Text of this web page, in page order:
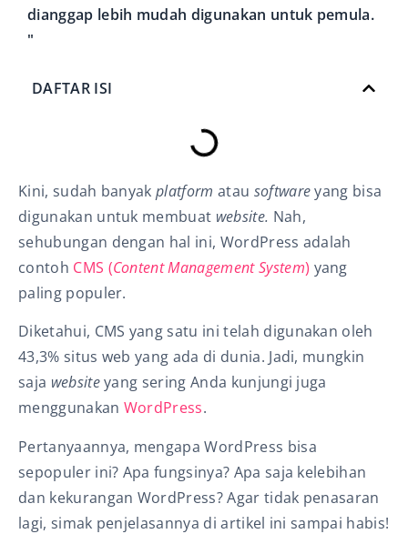
dianggap lebih mudah digunakan untuk pemula.
"
DAFTAR ISI
Kini, sudah banyakplatform atau softwareyang bisa
digunakan untuk membuat website. Nah,
sehubungan dengan hal ini, WordPress adalah
contoh CMS (Content Management System) yang
paling populer.
Diketahui, CMS yang satu ini telah digunakan oleh
43,3% situs web yang ada di dunia. Jadi, mungkin
saja websiteyang sering Anda kunjungi juga
menggunakan WordPress.
Pertanyaannya, mengapa WordPress bisa
sepopuler ini? Apa fungsinya? Apa saja kelebihan
dan kekurangan WordPress? Agar tidak penasaran
lagi, simak penjelasannya di artikel ini sampai habis!